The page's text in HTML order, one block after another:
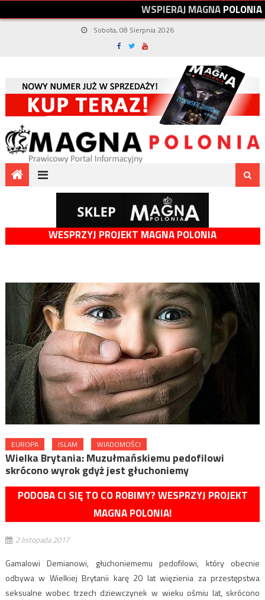
WSPIERAJMAGNAPOLONIA
Sobota, 08 Sierpnia 2026
WESPRZYJ PROJEKT MAGNA POLONIA
EUROPA ISLAM WIADOMOŚCI
Wielka Brytania: Muzułmańskiemu pedofilowi
skrócono wyrok gdyż jest głuchoniemy
PODOBA CI SIĘ TO CO ROBIMY? WESPRZYJ PROJEKT
MAGNA POLONIA!
2 listopada 2017
Gamalowi Demianowi, głuchoniememu pedofilowi, który obecnie
odbywa w Wielkiej Brytanii karę 20 lat więzienia za przestępstwa
seksualne wobec trzech dziewczynek w wieku ośmiu lat, skrócono